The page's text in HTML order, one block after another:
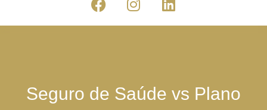
Seguro de Saúde vs Plano